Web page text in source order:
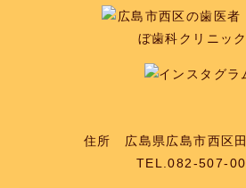
住所 広島県広島市西区
TEL.082-507-